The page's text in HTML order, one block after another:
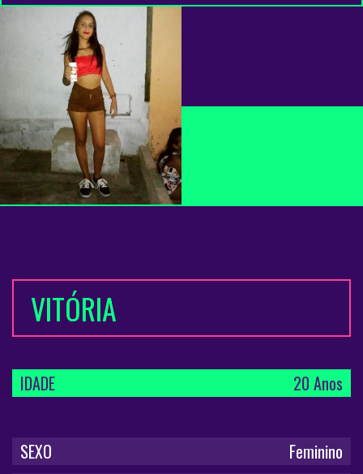
VITÓRIA
IDADE 20 Anos
SEXO
Feminino